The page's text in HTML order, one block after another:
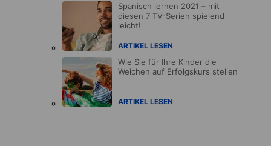
Spanisch lernen 2021 – mit
diesen 7 TV-Serien spielend
leicht!
ARTIKEL LESEN
Wie Sie für Ihre Kinder die
Weichen auf Erfolgskurs stellen
ARTIKEL LESEN